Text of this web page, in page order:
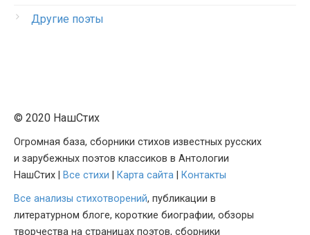
Другие поэты
© 2020 НашСтих
Огромная база, сборники стихов известных русских
и зарубежных поэтов классиков в Антологии
НашСтих |
Все стихи Карта сайта
Контакты
Все анализы стихотворений, публикации в
литературном блоге, короткие биографии, обзоры
творчества на страницах поэтов, сборники